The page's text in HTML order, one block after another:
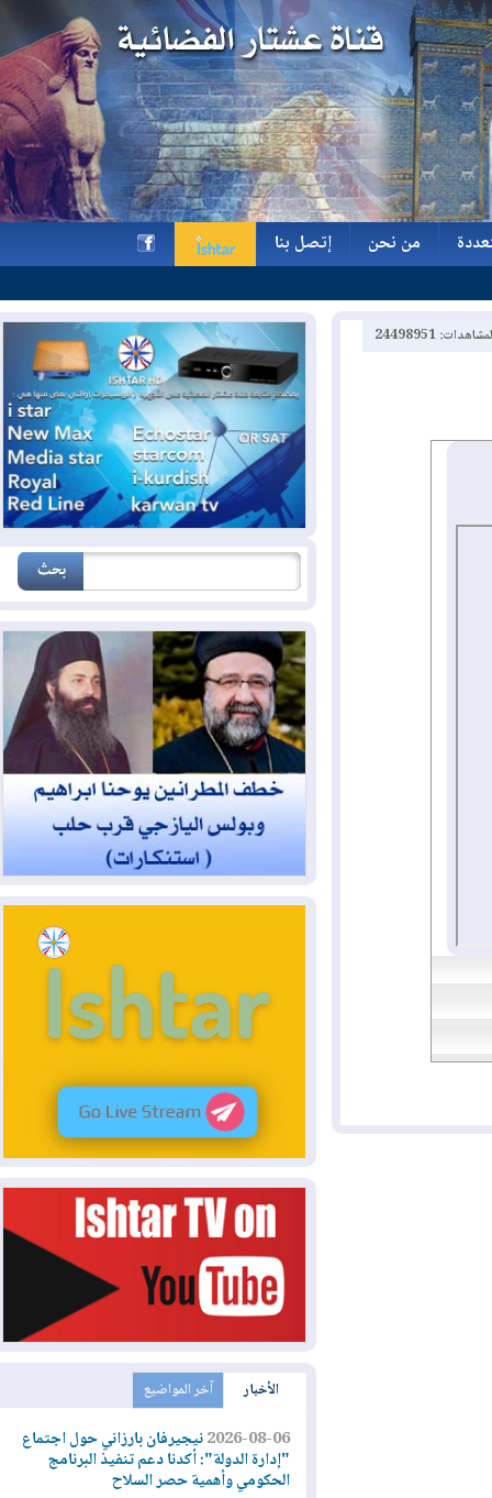
من نحن
إتصل بنا
h
الأخبار آخر المواضيع
2026-08-06نيجيرفان بارزاني حول اجتماع
"إدارة الدولة": أكدنا دعم تنفيذ البرنامج
الحكومي وأهمية حصر السلاح